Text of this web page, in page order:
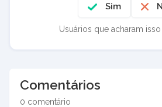
Sim
Usuários que acharam
Comentários
0 comentário